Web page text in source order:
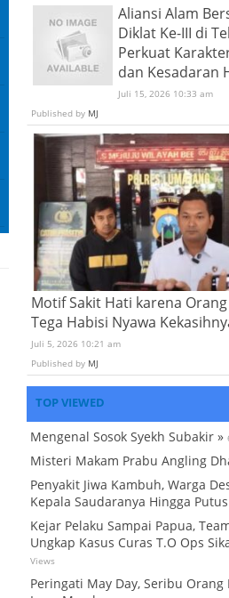
Aliansi Alam
Diklat Ke-III di
Perkuat
dan Kesadaran
Juli 15, 2026 10:33 am
Published by MJ
Motif Sakit Hati karena
Tega Habisi Nyawa
Juli 5, 2026 10:21 am
Published by MJ
TOP VIEWED
Mengenal Sosok Syekh Subakir »
Misteri Makam Prabu Angling
Penyakit Jiwa Kambuh, Warga
Kepala Saudaranya Hingga
Kejar Pelaku Sampai Papua,
Ungkap Kasus Curas T.O Ops
Views
Peringati May Day, Seribu Orang